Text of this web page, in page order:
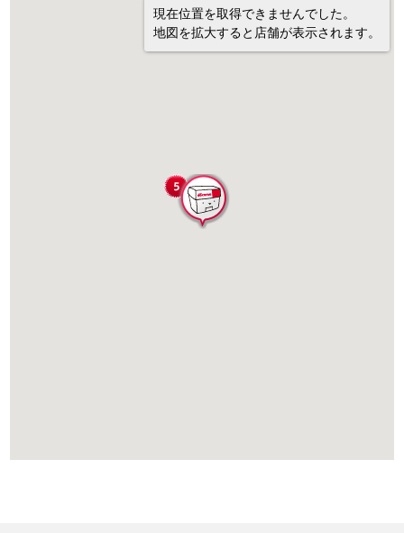
現在位置を取得できませんでした。
地図を拡大すると店舗が表示されます。